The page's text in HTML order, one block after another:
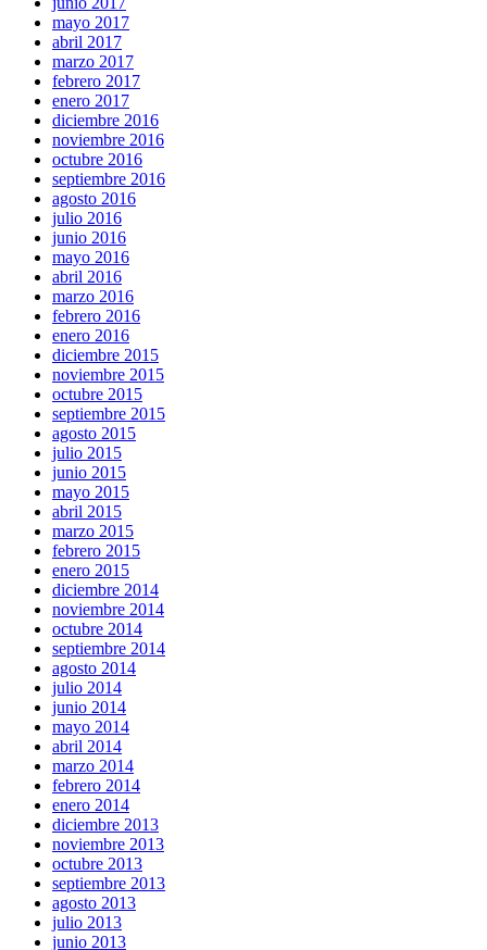
mayo 2017
abril 2017
marzo 2017
febrero 2017
enero 2017
diciembre 2016
noviembre 2016
octubre 2016
septiembre 2016
agosto 2016
julio 2016
junio 2016
mayo 2016
abril 2016
marzo 2016
febrero 2016
enero 2016
diciembre 2015
noviembre 2015
octubre 2015
septiembre 2015
agosto 2015
julio 2015
junio 2015
mayo 2015
abril 2015
marzo 2015
febrero 2015
enero 2015
diciembre 2014
noviembre 2014
octubre 2014
septiembre 2014
agosto 2014
julio 2014
junio 2014
mayo 2014
abril 2014
marzo 2014
febrero 2014
enero 2014
diciembre 2013
noviembre 2013
octubre 2013
septiembre 2013
agosto 2013
julio 2013
junio 2013